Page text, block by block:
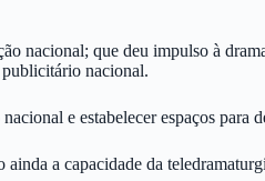
nacional; que deu impulso à
publicitário nacional.
e estabelecer espaços para
a capacidade da